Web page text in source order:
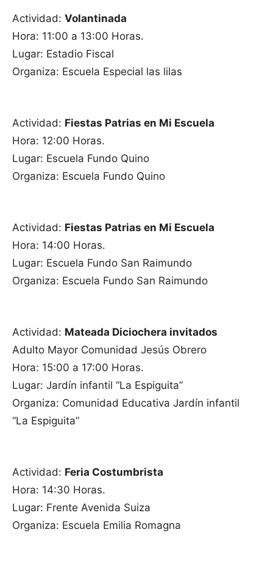
Actividad: Volantinada
Hora: 11:00 a 13:00 Horas.
Lugar: Estadio Fiscal
Organiza: Escuela Especial las lilas
Actividad: Fiestas Patrias en Mi Escuela
Hora: 12:00 Horas.
Lugar: Escuela Fundo Quino
Organiza: Escuela Fundo Quino
Actividad: Fiestas Patrias en Mi Escuela
Hora: 14:00 Horas.
Lugar: Escuela Fundo San Raimundo
Organiza: Escuela Fundo San Raimundo
Actividad: Mateada Diciochera invitados
Adulto Mayor Comunidad Jesús Obrero
Hora: 15:00 a 17:00 Horas.
Lugar: Jardín infantil “La Espiguita”
Organiza: Comunidad Educativa Jardín infantil
“La Espiguita”
Actividad: Feria Costumbrista
Hora: 14:30 Horas.
Lugar: Frente Avenida Suiza
Organiza: Escuela Emilia Romagna